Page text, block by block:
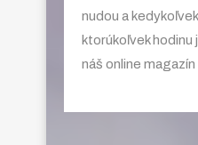
nudou a
ktorúkoľvek hodinu
náš online